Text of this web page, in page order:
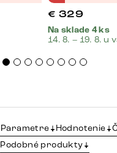
€ 329
Na sklade 4 ks
14. 8. – 19. 8. u
Parametre Hodnotenie
Podobné produkty